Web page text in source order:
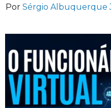
Por Sérgio Albuquerque